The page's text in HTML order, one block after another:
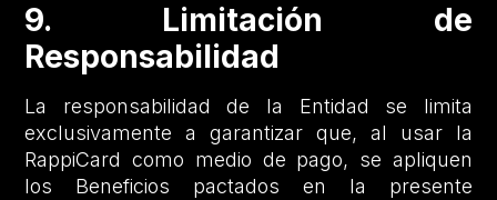
9. Limitación de
Responsabilidad
La responsabilidad de la Entidad se limita
exclusivamente a garantizar que, al usar la
RappiCard como medio de pago, se apliquen
los Beneficios pactados en la presente